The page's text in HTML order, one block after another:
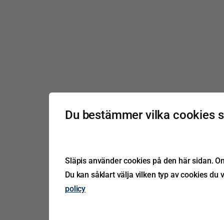
Du bestämmer vilka cookies
Släpis använder cookies på den här sidan.
Du kan såklart välja vilken typ av cookies
policy